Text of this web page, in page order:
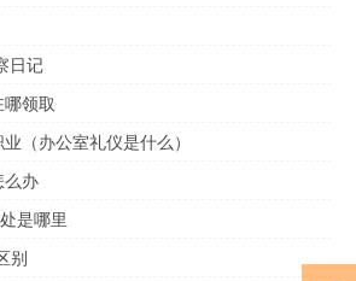
日记
领取
（办公室礼仪是什么）
么办
是哪里
别